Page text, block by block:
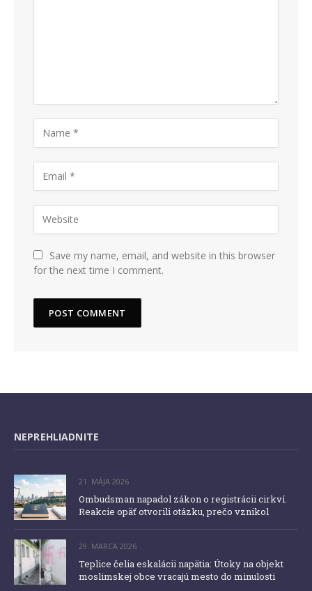
Save my name, email, and website in this browser
for the next time I comment.
NEPREHLIADNITE
21. MÁJA 2026
Ombudsman napadol zákon o registrácii cirkví.
Reakcie opäť otvorili otázku, prečo vznikol
29. MARCA 2026
Teplice čelia eskalácii napätia: Útoky na objekt
moslimskej obce vracajú mesto do minulosti